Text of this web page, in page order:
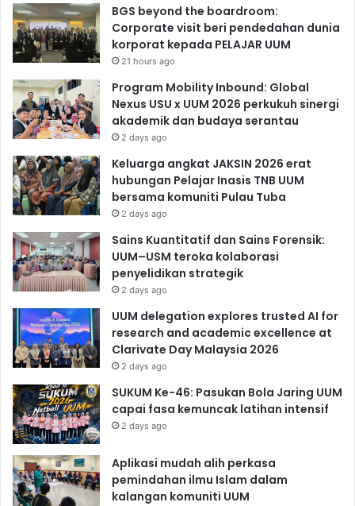
BGS beyond the boardroom:
Corporate visit beri pendedahan dunia
korporat kepada PELAJAR UUM
21 hours ago
Program Mobility Inbound: Global
Nexus USU x UUM 2026 perkukuh sinergi
akademik dan budaya serantau
2 days ago
Keluarga angkat JAKSIN 2026 erat
hubungan Pelajar Inasis TNB UUM
bersama komuniti Pulau Tuba
2 days ago
Sains Kuantitatif dan Sains Forensik:
UUM–USM teroka kolaborasi
penyelidikan strategik
2 days ago
UUM delegation explores trusted AI for
research and academic excellence at
Clarivate Day Malaysia 2026
2 days ago
SUKUM Ke-46: Pasukan Bola Jaring UUM
capai fasa kemuncak latihan intensif
2 days ago
Aplikasi mudah alih perkasa
pemindahan ilmu Islam dalam
kalangan komuniti UUM